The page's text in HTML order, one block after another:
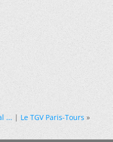
...|Le TGV Paris-Tours »